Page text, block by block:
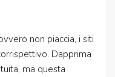
non piaccia, i siti
Dapprima
ma questa